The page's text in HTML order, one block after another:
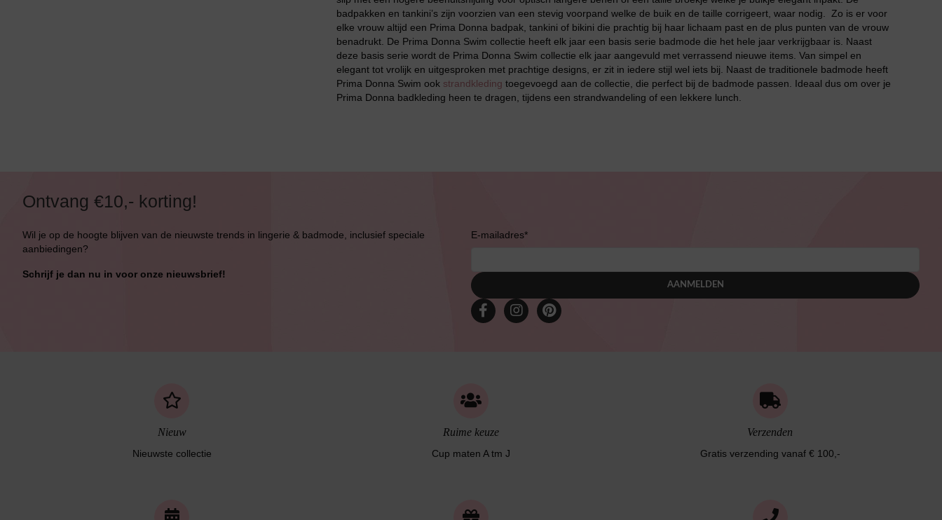
badpakken en tankini’s zijn voorzien van een stevig voorpand welke de buik en de taille corrigeert, waar nodig. Zo is er voor
elke vrouw altijd een Prima Donna badpak, tankini of bikini die prachtig bij haar lichaam past en de plus punten van de vrouw
benadrukt. De Prima Donna Swim collectie heeft elk jaar een basis serie badmode die het hele jaar verkrijgbaar is. Naast
deze basis serie wordt de Prima Donna Swim collectie elk jaar aangevuld met verrassend nieuwe items. Van simpel en
elegant tot vrolijk en uitgesproken met prachtige designs, er zit in iedere stijl wel iets bij. Naast de traditionele badmode heeft
Prima Donna Swim ook strandkleding toegevoegd aan de collectie, die perfect bij de badmode passen. Ideaal dus om over je
Prima Donna badkleding heen te dragen, tijdens een strandwandeling of een lekkere lunch.
Ontvang €10,- korting!
Wil je op de hoogte blijven van de nieuwste trends in lingerie & badmode, inclusief speciale
aanbiedingen?
Schrijf je dan nu in voor onze nieuwsbrief!
E-mailadres*
AANMELDEN
Nieuw
Nieuwste collectie
Ruime keuze
Cup maten A tm J
Verzenden
Gratis verzending vanaf € 100,-